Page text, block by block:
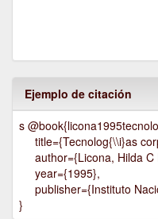
Ejemplo de citación
s
title={Tecnolog{\\i}as
author={Licona, Hilda C
year={1995},
publisher={Instituto
}